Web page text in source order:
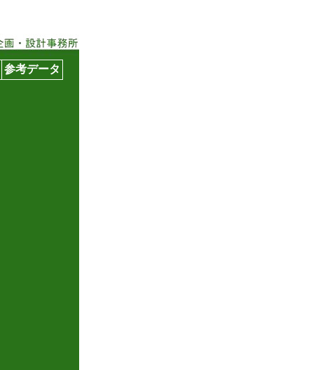
参考データ